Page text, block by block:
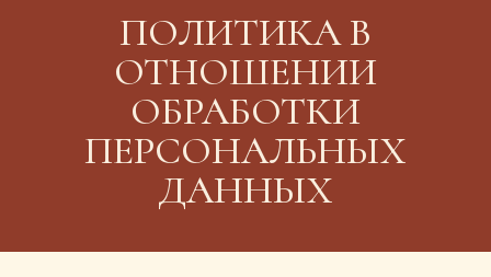
ПОЛИТИКА В
ОТНОШЕНИИ
ОБРАБОТКИ
ПЕРСОНАЛЬНЫХ
ДАННЫХ